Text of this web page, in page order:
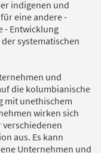
indigenen und
eine andere -
- Entwicklung
systematischen
und
die kolumbianische
mit unethischem
wirken sich
aus. Es kann
Unternehmen und